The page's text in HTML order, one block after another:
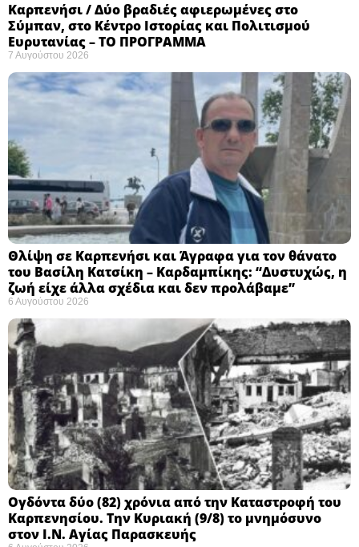
Καρπενήσι / Δύο βραδιές αφιερωμένες στο
Σύμπαν, στο Κέντρο Ιστορίας και Πολιτισμού
Ευρυτανίας – ΤΟ ΠΡΟΓΡΑΜΜΑ
7 Αυγούστου 2026
Θλίψη σε Καρπενήσι και Άγραφα για τον θάνατο
του Βασίλη Κατσίκη – Καρδαμπίκης: “Δυστυχώς, η
ζωή είχε άλλα σχέδια και δεν προλάβαμε”
6 Αυγούστου 2026
Ογδόντα δύο (82) χρόνια από την Καταστροφή του
Καρπενησίου. Την Κυριακή (9/8) το μνημόσυνο
στον Ι.Ν. Αγίας Παρασκευής